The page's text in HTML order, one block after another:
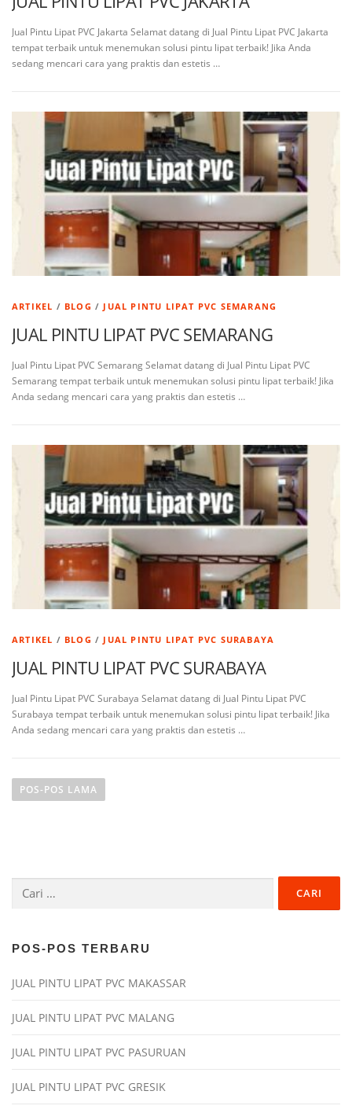
Jual Pintu Lipat PVC Jakarta Selamat datang di Jual Pintu Lipat PVC Jakarta
tempat terbaik untuk menemukan solusi pintu lipat terbaik! Jika Anda
sedang mencari cara yang praktis dan estetis …
ARTIKEL / BLOG / JUAL PINTU LIPAT PVC SEMARANG
JUAL PINTU LIPAT PVC SEMARANG
Jual Pintu Lipat PVC Semarang Selamat datang di Jual Pintu Lipat PVC
Semarang tempat terbaik untuk menemukan solusi pintu lipat terbaik! Jika
Anda sedang mencari cara yang praktis dan estetis …
ARTIKEL / BLOG / JUAL PINTU LIPAT PVC SURABAYA
JUAL PINTU LIPAT PVC SURABAYA
Jual Pintu Lipat PVC Surabaya Selamat datang di Jual Pintu Lipat PVC
Surabaya tempat terbaik untuk menemukan solusi pintu lipat terbaik! Jika
Anda sedang mencari cara yang praktis dan estetis …
o
POS-POS LAMA
untuk:
POS-POS TERBARU
JUAL PINTU LIPAT PVC MAKASSAR
JUAL PINTU LIPAT PVC MALANG
JUAL PINTU LIPAT PVC PASURUAN
JUAL PINTU LIPAT PVC GRESIK